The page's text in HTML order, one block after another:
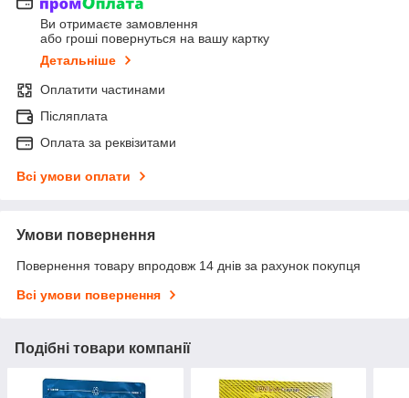
Ви отримаєте замовлення
або гроші повернуться на вашу картку
Детальніше
Оплатити частинами
Післяплата
Оплата за реквізитами
Всі умови оплати
Умови повернення
Повернення товару впродовж 14 днів за рахунок покупця
Всі умови повернення
Подібні товари компанії